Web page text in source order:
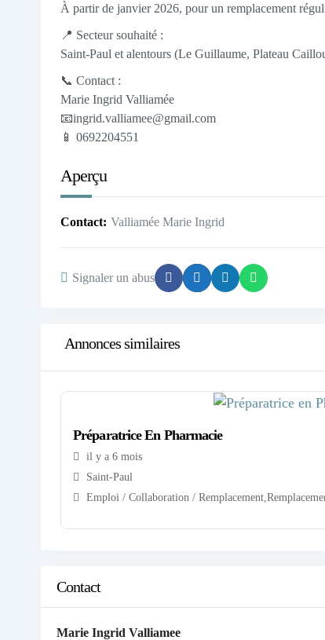
À partir de janvier 2026, pour un remplacement
📍 Secteur souhaité :
Saint-Paul et alentours (Le Guillaume, Plateau
📞 Contact :
Marie Ingrid Valliamée
📧ingrid.valliamee@gmail.com
📱 0692204551
Aperçu
Contact Valliamée Marie Ingrid
Signaler un abus
Annonces similaires
Préparatrice En Pharmacie
il y a 6 mois
Saint-Paul
Emploi / Collaboration / Remplacement
Contact
Marie Ingrid Valliamee